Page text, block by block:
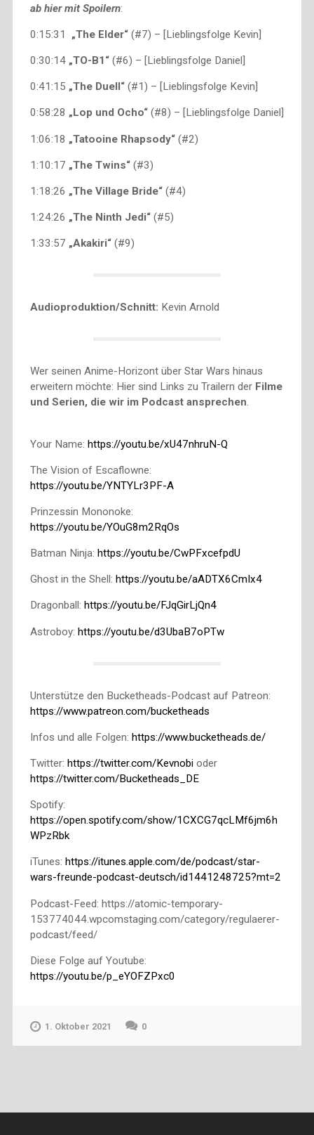
ab hier mit Spoilern:
0:15:31 „The Elder“(#7) – [Lieblingsfolge Kevin]
0:30:14 „TO-B1“(#6) – [Lieblingsfolge Daniel]
0:41:15 „The Duell“(#1) – [Lieblingsfolge Kevin]
0:58:28 „Lop und Ocho“(#8) – [Lieblingsfolge Daniel]
1:06:18 „Tatooine Rhapsody“(#2)
1:10:17 „The Twins“(#3)
1:18:26 „The Village Bride“(#4)
1:24:26 „The Ninth Jedi“(#5)
1:33:57 „Akakiri“(#9)
Audioproduktion/Schnitt: Kevin Arnold
Wer seinen Anime-Horizont über Star Wars hinaus
erweitern möchte: Hier sind Links zu Trailern der Filme
und Serien, die wir im Podcast ansprechen.
Your Name: https://youtu.be/xU47nhruN-Q
The Vision of Escaflowne:
https://youtu.be/YNTYLr3PF-A
Prinzessin Mononoke:
https://youtu.be/YOuG8m2RqOs
Batman Ninja: https://youtu.be/CwPFxcefpdU
Ghost in the Shell: https://youtu.be/aADTX6CmIx4
Dragonball: https://youtu.be/FJqGirLjQn4
Astroboy: https://youtu.be/d3UbaB7oPTw
Unterstütze den Bucketheads-Podcast auf Patreon:
https://www.patreon.com/bucketheads
Infos und alle Folgen: https://www.bucketheads.de/
Twitter: https://twitter.com/Kevnobioder
https://twitter.com/Bucketheads_DE
Spotify:
https://open.spotify.com/show/1CXCG7qcLMf6jm6h
WPzRbk
iTunes: https://itunes.apple.com/de/podcast/star-
wars-freunde-podcast-deutsch/id1441248725?mt=2
Podcast-Feed: https://atomic-temporary-
153774044.wpcomstaging.com/category/regulaerer-
podcast/feed/
Diese Folge auf Youtube:
https://youtu.be/p_eYOFZPxc0
1. Oktober 2021 0